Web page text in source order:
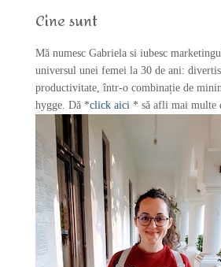
o
:
Cine sunt
Mă numesc Gabriela si iubesc
universul unei femei la 30 de ani:
productivitate, într-o combinație de
hygge. Dă *click aici * să afli mai multe